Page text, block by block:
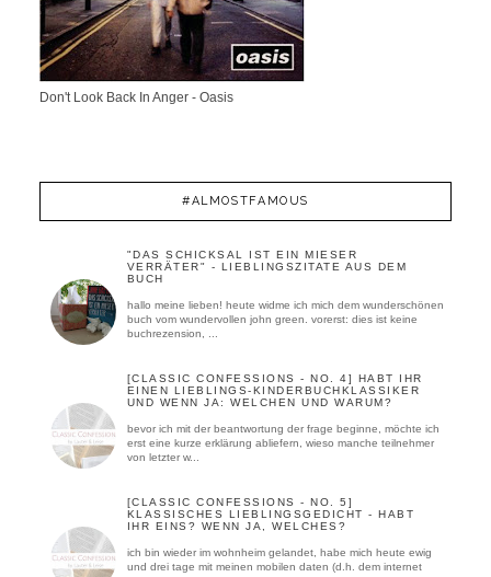
Don't Look Back In Anger - Oasis
#ALMOSTFAMOUS
"DAS SCHICKSAL IST EIN MIESER
VERRÄTER" - LIEBLINGSZITATE AUS DEM
BUCH
hallo meine lieben! heute widme ich mich dem wunderschönen
buch vom wundervollen john green. vorerst: dies ist keine
buchrezension, ...
[CLASSIC CONFESSIONS - NO. 4] HABT IHR
EINEN LIEBLINGS-KINDERBUCHKLASSIKER
UND WENN JA: WELCHEN UND WARUM?
bevor ich mit der beantwortung der frage beginne, möchte ich
erst eine kurze erklärung abliefern, wieso manche teilnehmer
von letzter w...
[CLASSIC CONFESSIONS - NO. 5]
KLASSISCHES LIEBLINGSGEDICHT - HABT
IHR EINS? WENN JA, WELCHES?
ich bin wieder im wohnheim gelandet, habe mich heute ewig
und drei tage mit meinen mobilen daten (d.h. dem internet